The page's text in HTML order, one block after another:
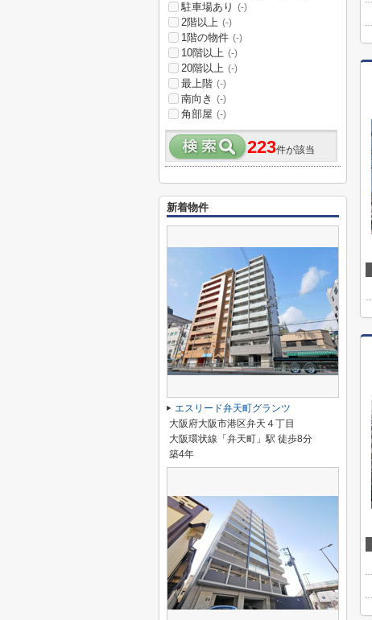
駐車場あり (-)
2階以上 (-)
1階の物件 (-)
10階以上 (-)
20階以上 (-)
最上階 (-)
南向き (-)
角部屋 (-)
223件が該当
新着物件
エスリード弁天町グランツ
大阪府大阪市港区弁天４丁目
大阪環状線「弁天町」駅 徒歩8分
築4年